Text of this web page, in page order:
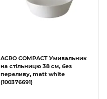
ACRO COMPACT Умивальник
на стільницю 38 см, без
переливу, matt white
(100376691)